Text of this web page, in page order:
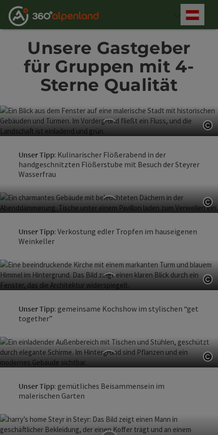
Zum Inhalt
Zur Navigation
Zum Seitenanfang
Zur Kontaktseite
Zur Suche
Zum Impressum
Zu den Hinweisen zur Bedienung der Website
Zur Startseite
Unsere Gastgeber
für Gruppen mit 4-
Sterne Qualität
Hotel Minichmayr
Steyr
Unser Tipp: Kulinarischer Flößerabend in der
handgeschnitzten Flößerstube mit Besuch der Steyrer
Wasserfrau
Dormero MaHo Steyr
Unser Tipp: Verkostung edler Tropfen im hauseigenen
Weinkeller
Stadthotel Styria
Unser Tipp: gemeinsame Kochshow im stylischen “get
together”
Parkhotel Styria
Unser Tipp: gemütliches Beisammensein im
malerischen Garten